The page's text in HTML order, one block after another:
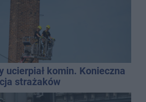
ucierpiał komin. Konieczna
strażaków